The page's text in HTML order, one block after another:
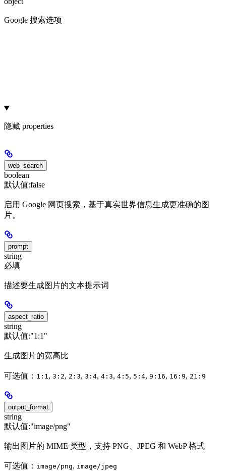
Google 搜索选项
隐藏 properties
web_search
boolean
默认值:false
启用 Google 网页搜索，基于真实世界信息生成更准确的图
片。
prompt
string
必填
描述要生成图片的文本提示词
aspect_ratio
string
默认值:"1:1"
生成图片的宽高比
可选值： 1:1 , 3:2, 2:3, 3:4, 4:3, 4:5, 5:4, 9:16, 16:9, 21:9
output_format
string
默认值:"image/png"
输出图片的 MIME 类型，支持 PNG、JPEG 和 WebP 格式
可选值： image/png, image/jpeg